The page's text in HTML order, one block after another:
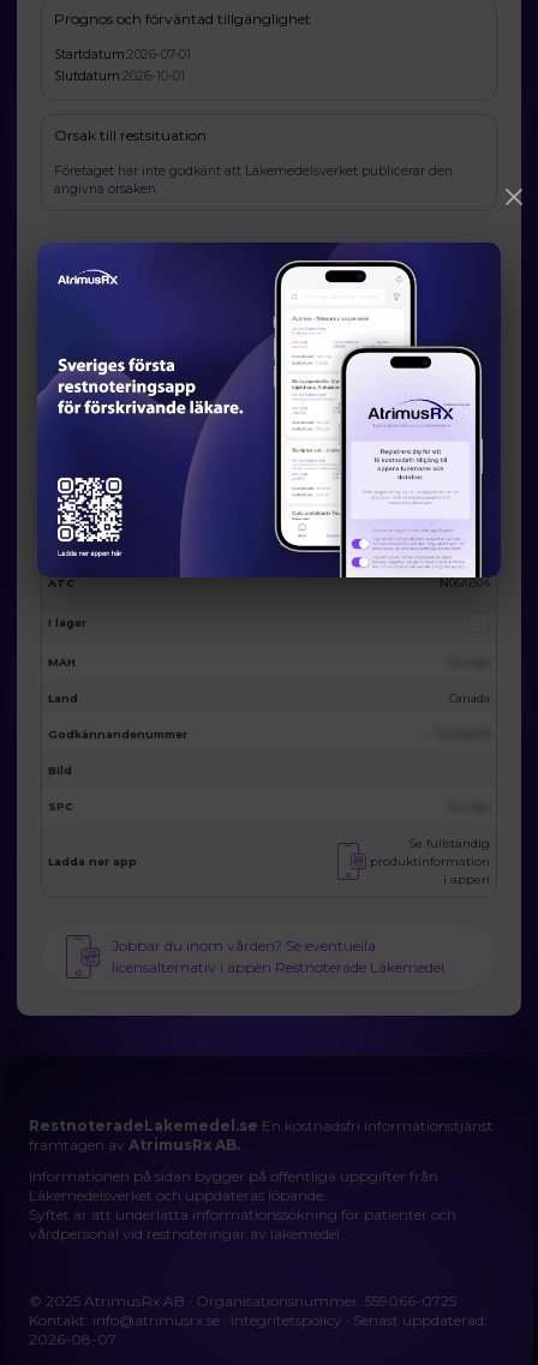
Prognos och förväntad tillgänglighet
Startdatum:2026-07-01
Slutdatum:2026-10-01
Orsak till restsituation
Företaget har inte godkänt att Läkemedelsverket publicerar den
angivna orsaken.
Läkemedelsverkets information om möjliga
alternativ
Eventuella licensalternativ från
AtrimusRx
19725
Produktnamn AG-Citalopram tablets 30mg 100 tabs
Förpackning
Substans Citalopram
ATC N06AB04
I lager
MAH
Land Canada
Godkännandenummer
Bild
SPC
Ladda ner app
Se fullständig
produktinformation
i appen
Jobbar du inom vården? Se eventuella
licensalternativ i appen Restnoterade Läkemedel
RestnoteradeLakemedel.se En kostnadsfri informationstjänst
framtagen avAtrimusRx AB.
Informationen på sidan bygger på offentliga uppgifter från
Läkemedelsverket och uppdateras löpande.
Syftet är att underlätta informationssökning för patienter och
vårdpersonal vid restnoteringar av läkemedel.
© 2025 AtrimusRx AB · Organisationsnummer: 559066-0725
Kontakt: info@atrimusrx.se · Integritetspolicy · Senast uppdaterad:
2026-08-07